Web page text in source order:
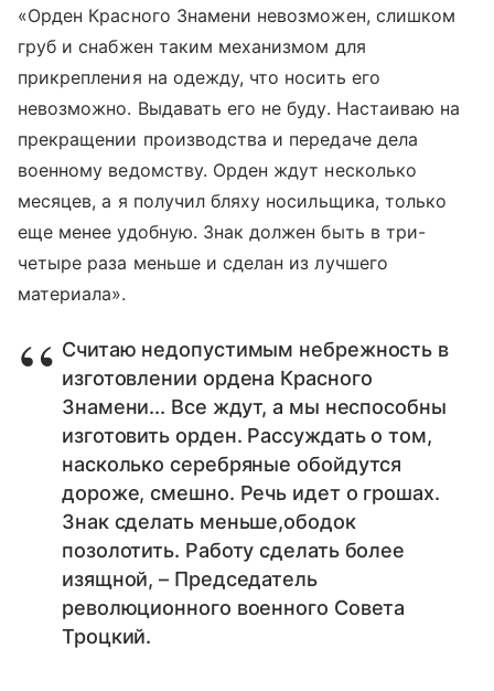
«Орден Красного Знамени невозможен, слишком
груб и снабжен таким механизмом для
прикрепления на одежду, что носить его
невозможно. Выдавать его не буду. Настаиваю на
прекращении производства и передаче дела
военному ведомству. Орден ждут несколько
месяцев, а я получил бляху носильщика, только
еще менее удобную. Знак должен быть в три-
четыре раза меньше и сделан из лучшего
материала».
Считаю недопустимым небрежность в
изготовлении ордена Красного
Знамени... Все ждут, а мы неспособны
изготовить орден. Рассуждать о том,
насколько серебряные обойдутся
дороже, смешно. Речь идет о грошах.
Знак сделать меньше,ободок
позолотить. Работу сделать более
изящной, – Председатель
революционного военного Совета
Троцкий.